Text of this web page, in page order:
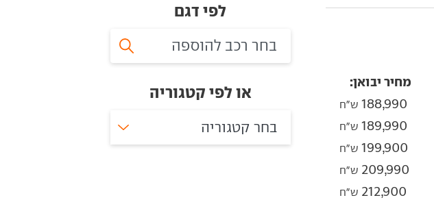
מחיר יבואן:
188,990 ש"ח
189,990 ש"ח
199,900 ש"ח
209,990 ש"ח
212,900 ש"ח
לפי דגם
או לפי קטגוריה
בחר קטגוריה